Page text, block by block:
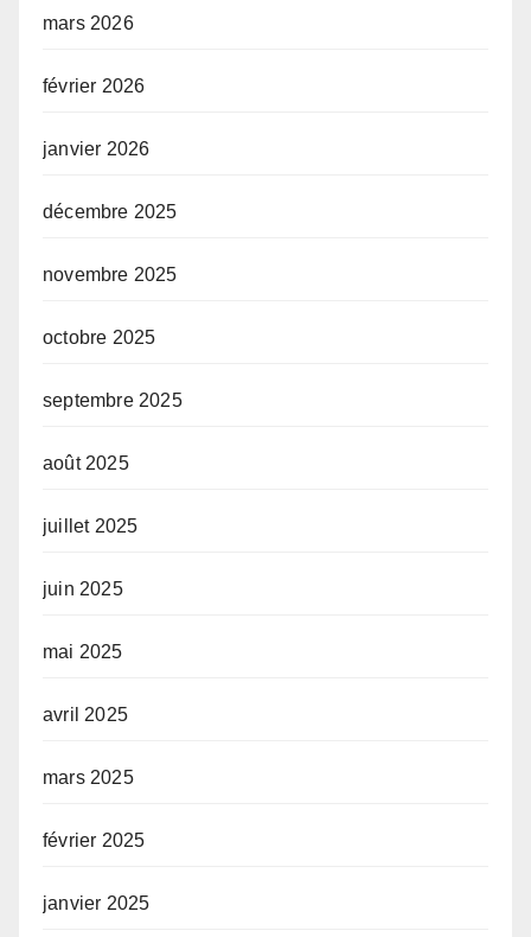
mars 2026
février 2026
janvier 2026
décembre 2025
novembre 2025
octobre 2025
septembre 2025
août 2025
juillet 2025
juin 2025
mai 2025
avril 2025
mars 2025
février 2025
janvier 2025